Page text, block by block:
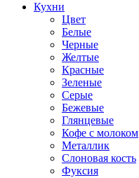
Кухни
Цвет
Белые
Черные
Желтые
Красные
Зеленые
Серые
Бежевые
Глянцевые
Кофе с молоком
Металлик
Слоновая кость
Фуксия